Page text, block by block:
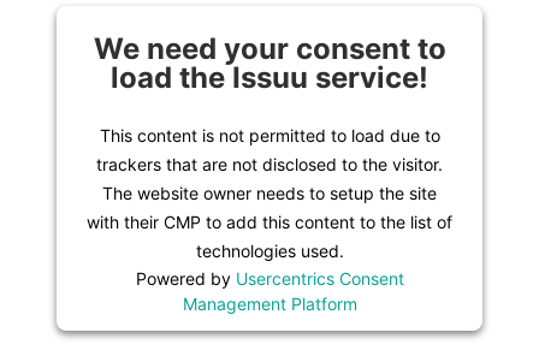
We need your consent to
load the Issuu service!
This content is not permitted to load due to
trackers that are not disclosed to the visitor.
The website owner needs to setup the site
with their CMP to add this content to the list of
technologies used.
Powered by Usercentrics Consent
Management Platform